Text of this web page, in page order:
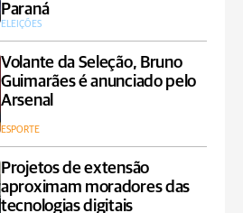
Paraná
ELEIÇÕES
Volante da Seleção, Bruno
Guimarães é anunciado pelo
Arsenal
ESPORTE
Projetos de extensão
aproximam moradores das
tecnologias digitais